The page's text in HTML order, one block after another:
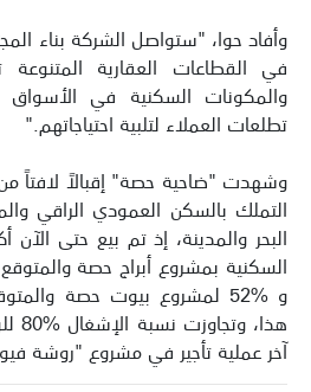
وأفاد حوا، "ستواصل الشركة بناء
في القطاعات العقارية المتنوعة
والمكونات السكنية في
تطلعات العملاء لتلبية احتياجاتهم."
وشهدت "ضاحية حصة" إقبالاً لافتاً
التملك بالسكن العمودي الراقي
السكنية بمشروع أبراج حصة والمتوقع
آخر عملية تأجير في مشروع "روشة فيو 1090" في لبنان.